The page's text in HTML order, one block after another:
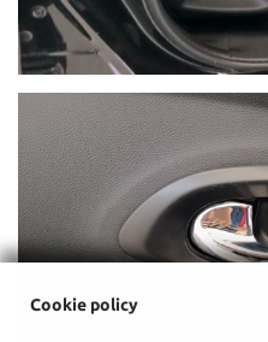
Cookie policy